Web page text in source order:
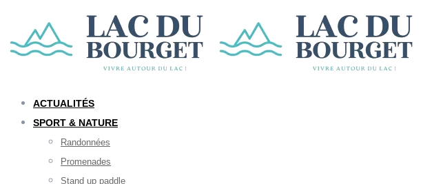
ACTUALITÉS
SPORT & NATURE
Randonnées
Promenades
Stand up paddle